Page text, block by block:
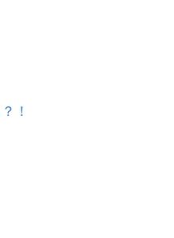
！